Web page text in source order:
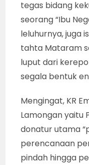
tegas bidang
seorang “Ibu
leluhurnya, juga
tahta Mataram
luput dari
segala bentuk
Mengingat, KR
Lamongan yaitu
donatur utama
perencanaan
pindah hingga